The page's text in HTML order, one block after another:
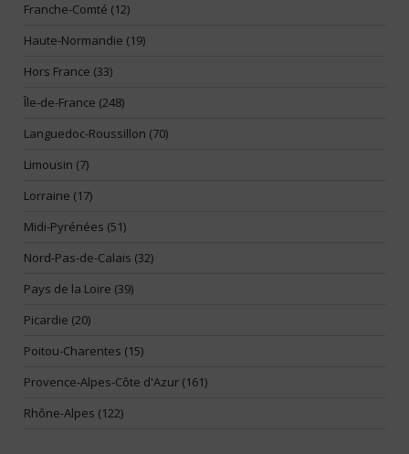
Franche-Comté (12)
Haute-Normandie (19)
Hors France (33)
Île-de-France (248)
Languedoc-Roussillon (70)
Limousin (7)
Lorraine (17)
Midi-Pyrénées (51)
Nord-Pas-de-Calais (32)
Pays de la Loire (39)
Picardie (20)
Poitou-Charentes (15)
Provence-Alpes-Côte d'Azur (161)
Rhône-Alpes (122)